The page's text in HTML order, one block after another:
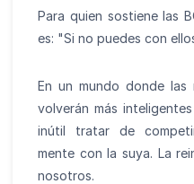
Para quien sostiene las
es: "Si no puedes con
En un mundo donde
volverán más
inútil tratar de
mente con la suya. La
nosotros.